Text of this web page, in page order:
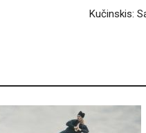
Kučinskis: